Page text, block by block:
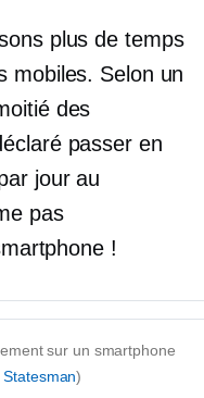
plus de temps
mobiles. Selon un
des
passer en
jour au
pas
!
sur un smartphone
Statesman)